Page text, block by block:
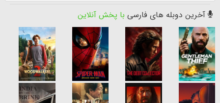
آخرین دوبله های فارسی با پخش آنلاین